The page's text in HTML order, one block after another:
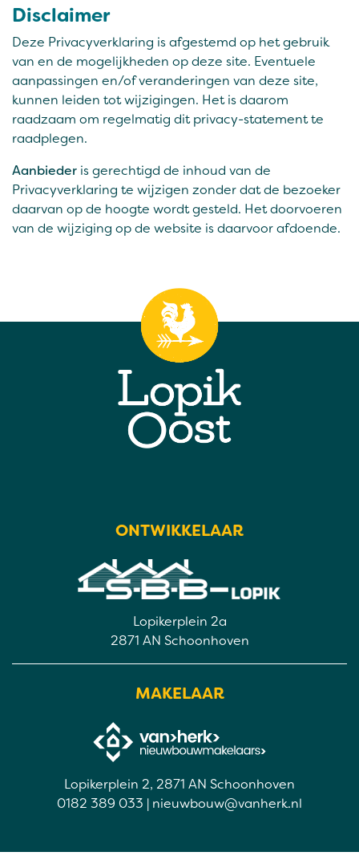
Disclaimer
Deze Privacyverklaring is afgestemd op het gebruik
van en de mogelijkheden op deze site. Eventuele
aanpassingen en/of veranderingen van deze site,
kunnen leiden tot wijzigingen. Het is daarom
raadzaam om regelmatig dit privacy-statement te
raadplegen.
Aanbieder is gerechtigd de inhoud van de
Privacyverklaring te wijzigen zonder dat de bezoeker
daarvan op de hoogte wordt gesteld. Het doorvoeren
van de wijziging op de website is daarvoor afdoende.
ONTWIKKELAAR
Lopikerplein 2a
2871 AN Schoonhoven
MAKELAAR
Lopikerplein 2, 2871 AN Schoonhoven
0182 389 033 | nieuwbouw@vanherk.nl